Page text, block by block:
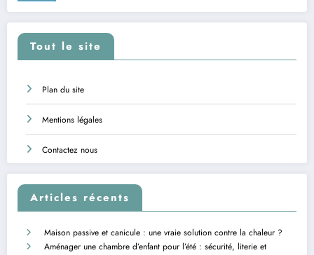
Tout le site
Plan du site
Mentions légales
Contactez nous
Articles récents
Maison passive et canicule : une vraie solution contre la chaleur ?
Aménager une chambre d’enfant pour l’été : sécurité, literie et